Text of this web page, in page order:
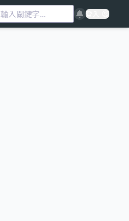
輸入關鍵字... 登入